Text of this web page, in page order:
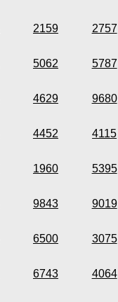
2159 2757
5062 5787
4629 9680
4452 4115
1960 5395
9843 9019
6500 3075
6743 4064